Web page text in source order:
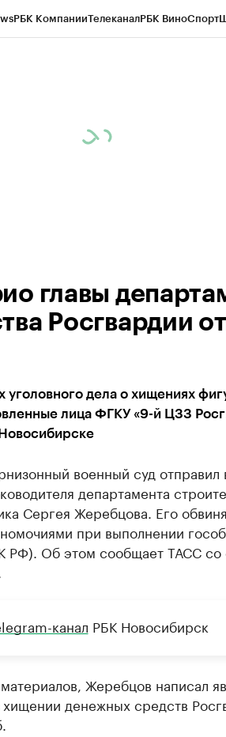
РБК КомпанииТелеканалРБК ВиноСпорт
главы
Росгвардии
уголовного дела о хищениях
лица ФГКУ «9-й ЦЗЗ
военный суд
департамента
Сергея Жеребцова. Его
при выполнении
РФ). Об этом сообщает ТАСС со
канал РБК Новосибирск
Жеребцов написал
хищении денежных средств